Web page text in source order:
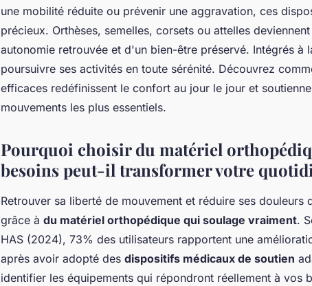
une mobilité réduite ou prévenir une aggravation, ces
précieux. Orthèses, semelles, corsets ou attelles
autonomie retrouvée et d'un bien-être préservé. Intégrés à
poursuivre ses activités en toute sérénité. Découvrez
efficaces redéfinissent le confort au jour le jour et
mouvements les plus essentiels.
Pourquoi choisir du matériel
besoins peut-il transformer votre
Retrouver sa liberté de mouvement et réduire ses douleurs
grâce à du matériel orthopédique qui soulage vraiment.
HAS (2024), 73% des utilisateurs rapportent une
après avoir adopté des dispositifs médicaux de soutien
identifier les équipements qui répondront réellement à vos